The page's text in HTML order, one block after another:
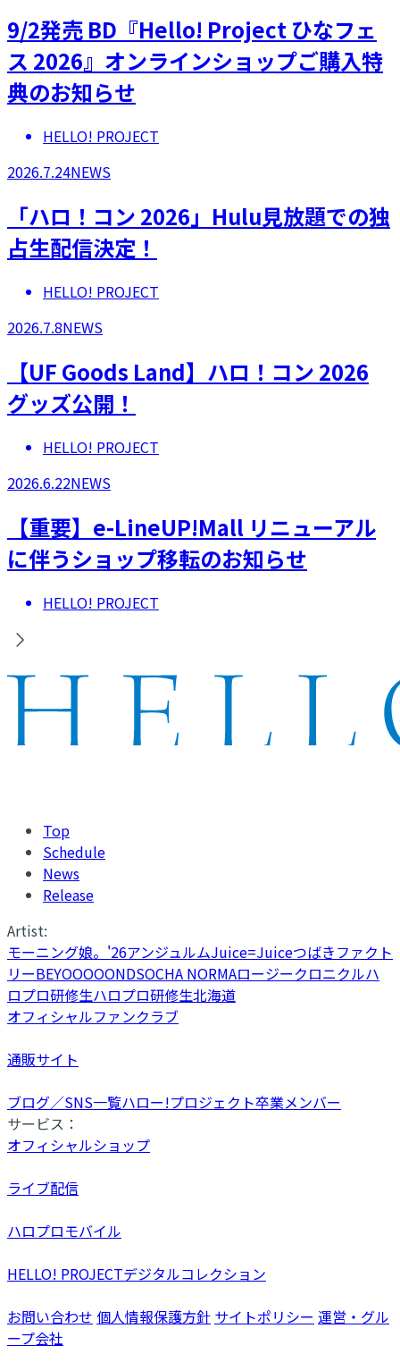
9/2発売 BD『Hello! Project ひなフェ
ス 2026』オンラインショップご購入特
典のお知らせ
HELLO! PROJECT
2026.7.24NEWS
「ハロ！コン 2026」Hulu見放題での独
占生配信決定！
HELLO! PROJECT
2026.7.8NEWS
【UF Goods Land】ハロ！コン 2026
グッズ公開！
HELLO! PROJECT
2026.6.22NEWS
【重要】e-LineUP!Mall リニューアル
に伴うショップ移転のお知らせ
HELLO! PROJECT
Top
Schedule
News
Release
Artist:
モーニング娘。'26アンジュルムJuice=Juiceつばきファクト
リーBEYOOOOONDSOCHA NORMAロージークロニクルハ
ロプロ研修生ハロプロ研修生北海道
オフィシャルファンクラブ
通販サイト
ブログ／SNS一覧ハロー!プロジェクト卒業メンバー
サービス：
オフィシャルショップ
ライブ配信
ハロプロモバイル
HELLO! PROJECTデジタルコレクション
お問い合わせ 個人情報保護方針 サイトポリシー 運営・グル
ープ会社